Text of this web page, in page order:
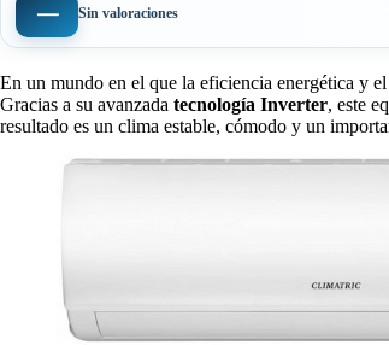
— Sin valoraciones
En un mundo en el que la eficiencia energética y
Gracias a su avanzada tecnología Inverter, este
resultado es un clima estable, cómodo y un